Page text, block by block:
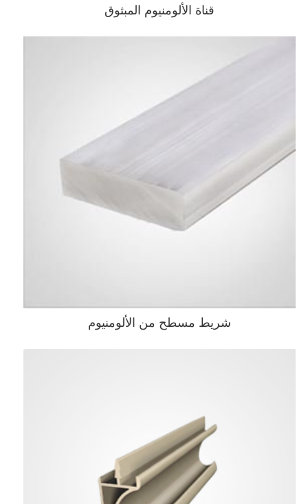
قناة الألومنيوم المبثوق
شريط مسطح من الألومنيوم